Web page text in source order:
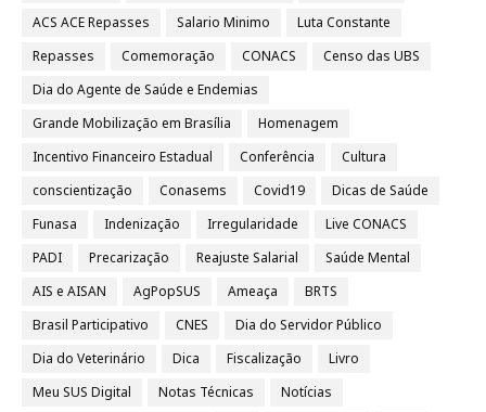
ACS ACE Repasses
Salario Minimo
Luta Constante
Repasses
Comemoração CONACS
Censo das UBS
Dia do Agente de Saúde e Endemias
Grande Mobilização em Brasília
Homenagem
Incentivo Financeiro Estadual
Conferência
Cultura
conscientização
Conasems Covid19
Dicas de Saúde
Funasa
Indenização Irregularidade
Live CONACS
PADI
Precarização Reajuste Salarial
Saúde Mental
AIS e AISAN
AgPopSUS Ameaça
BRTS
Brasil Participativo
CNES
Dia do Servidor Público
Dia do Veterinário
Dica Fiscalização
Livro
Meu SUS Digital
Notas Técnicas
Notícias